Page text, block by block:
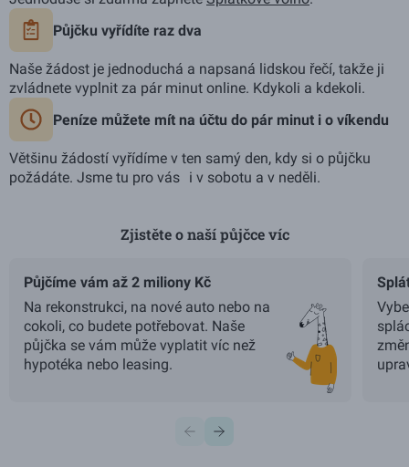
Půjčku vyřídíte raz dva
Naše žádost je jednoduchá a napsaná lidskou řečí, takže ji
zvládnete vyplnit za pár minut online. Kdykoli a kdekoli.
Peníze můžete mít na účtu do pár minut i o víkendu
Většinu žádostí vyřídíme v ten samý den, kdy si o půjčku
požádáte. Jsme tu pro vás i v sobotu a v neděli.
Zjistěte o naší půjčce víc
Půjčíme vám až 2 miliony Kč
Na rekonstrukci, na nové auto nebo na
cokoli, co budete potřebovat. Naše
půjčka se vám může vyplatit víc než
hypotéka nebo leasing.